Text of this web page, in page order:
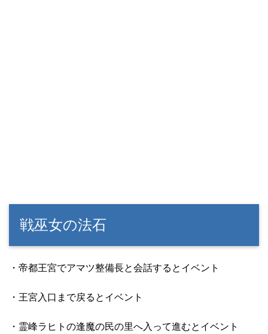
戦巫女の法石
・帝都王宮でアマツ整備長と会話するとイベント
・王宮入口まで戻るとイベント
・霊峰ラヒトの逢魔の民の里へ入って進むとイベント